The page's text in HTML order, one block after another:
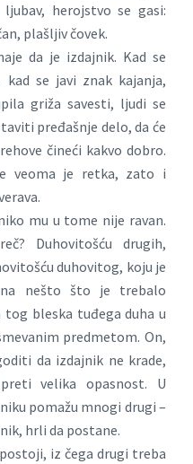
herojstvo se gasi:
plašljiv čovek.
da je izdajnik. Kad se
se javi znak kajanja,
griža savesti, ljudi se
pređašnje delo, da će
čineći kakvo dobro.
veoma je retka, zato i
mu u tome nije ravan.
Duhovitošću drugih,
duhovitog, koju je
nešto što je trebalo
bleska tuđega duha u
predmetom. On,
da izdajnik ne krade,
velika opasnost. U
pomažu mnogi drugi –
hrli da postane.
iz čega drugi treba